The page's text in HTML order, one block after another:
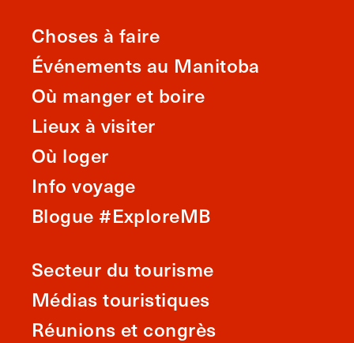
Choses à faire
Événements au Manitoba
Où manger et boire
Lieux à visiter
Où loger
Info voyage
Blogue #ExploreMB
Secteur du tourisme
Médias touristiques
Réunions et congrès